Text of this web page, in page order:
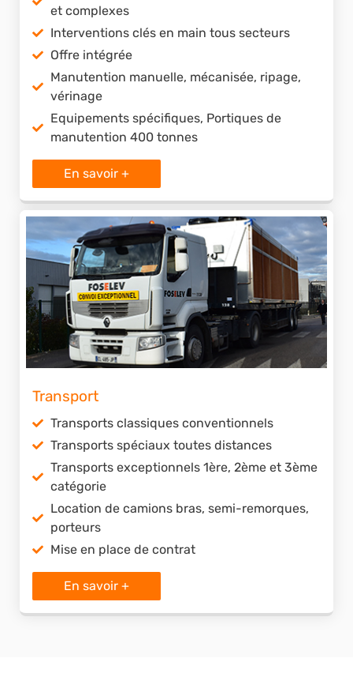
et complexes
Interventions clés en main tous secteurs
Offre intégrée
Manutention manuelle, mécanisée, ripage,
vérinage
Equipements spécifiques, Portiques de
manutention 400 tonnes
En savoir +
Transport
Transports classiques conventionnels
Transports spéciaux toutes distances
Transports exceptionnels 1ère, 2ème et 3ème
catégorie
Location de camions bras, semi-remorques,
porteurs
Mise en place de contrat
En savoir +